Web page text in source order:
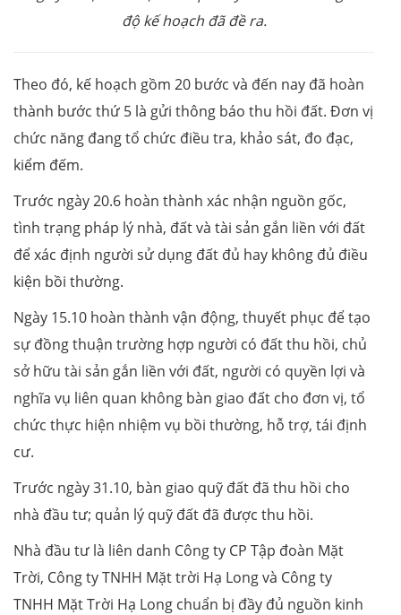
độ kế hoạch đã đề ra.
Theo đó, kế hoạch gồm 20 bước và đến nay đã hoàn
thành bước thứ 5 là gửi thông báo thu hồi đất. Đơn vị
chức năng đang tổ chức điều tra, khảo sát, đo đạc,
kiểm đếm.
Trước ngày 20.6 hoàn thành xác nhận nguồn gốc,
tình trạng pháp lý nhà, đất và tài sản gắn liền với đất
để xác định người sử dụng đất đủ hay không đủ điều
kiện bồi thường.
Ngày 15.10 hoàn thành vận động, thuyết phục để tạo
sự đồng thuận trường hợp người có đất thu hồi, chủ
sở hữu tài sản gắn liền với đất, người có quyền lợi và
nghĩa vụ liên quan không bàn giao đất cho đơn vị, tổ
chức thực hiện nhiệm vụ bồi thường, hỗ trợ, tái định
cư.
Trước ngày 31.10, bàn giao quỹ đất đã thu hồi cho
nhà đầu tư; quản lý quỹ đất đã được thu hồi.
Nhà đầu tư là liên danh Công ty CP Tập đoàn Mặt
Trời, Công ty TNHH Mặt trời Hạ Long và Công ty
TNHH Mặt Trời Hạ Long chuẩn bị đầy đủ nguồn kinh